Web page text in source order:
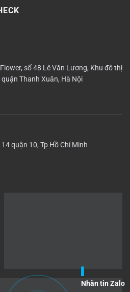
số 48 Lê Văn Lương, Khu đô thị
Thanh Xuân, Hà Nội
quận 10, Tp Hồ Chí Minh
Nhắn tin Zalo